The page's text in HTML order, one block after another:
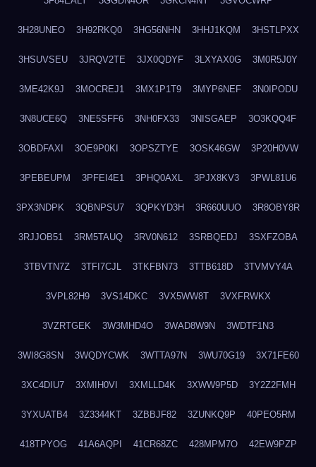
3H28UNEO 3H92RKQ0 3HG56NHN 3HHJ1KQM 3HSTLPXX
3HSUVSEU 3JRQV2TE 3JX0QDYF 3LXYAX0G 3M0R5J0Y
3ME42K9J 3MOCREJ1 3MX1P1T9 3MYP6NEF 3N0IPODU
3N8UCE6Q 3NE5SFF6 3NH0FX33 3NISGAEP 3O3KQQ4F
3OBDFAXI 3OE9P0KI 3OPSZTYE 3OSK46GW 3P20H0VW
3PEBEUPM 3PFEI4E1 3PHQ0AXL 3PJX8KV3 3PWL81U6
3PX3NDPK 3QBNPSU7 3QPKYD3H 3R660UUO 3R8OBY8R
3RJJOB51 3RM5TAUQ 3RV0N612 3SRBQEDJ 3SXFZOBA
3TBVTN7Z 3TFI7CJL 3TKFBN73 3TTB618D 3TVMVY4A
3VPL82H9 3VS14DKC 3VX5WW8T 3VXFRWKX
3VZRTGEK 3W3MHD4O 3WAD8W9N 3WDTF1N3
3WI8G8SN 3WQDYCWK 3WTTA97N 3WU70G19 3X71FE60
3XC4DIU7 3XMIH0VI 3XMLLD4K 3XWW9P5D 3Y2Z2FMH
3YXUATB4 3Z3344KT 3ZBBJF82 3ZUNKQ9P 40PEO5RM
418TPYOG 41A6AQPI 41CR68ZC 428MPM7O 42EW9PZP